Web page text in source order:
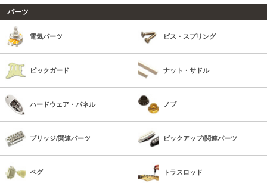
パーツ
電気パーツ ビス・スプリング
ピックガード ナット・サドル
ハードウェア・パネル ノブ
ブリッジ/関連パーツ ピックアップ/関連パーツ
ペグ トラスロッド